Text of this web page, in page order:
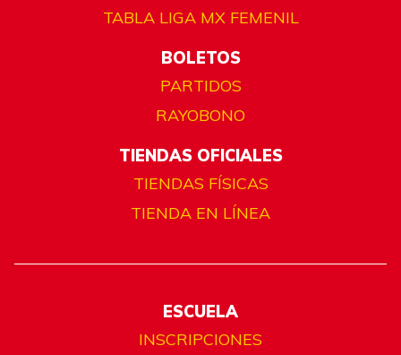
TABLA LIGA MX FEMENIL
BOLETOS
PARTIDOS
RAYOBONO
TIENDAS OFICIALES
TIENDAS FÍSICAS
TIENDA EN LÍNEA
ESCUELA
INSCRIPCIONES